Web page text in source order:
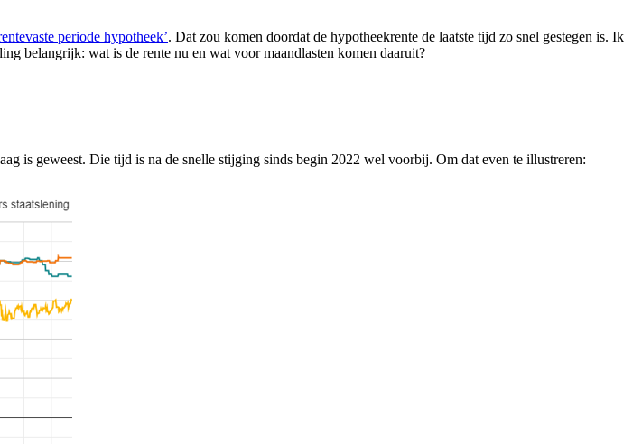
periode hypotheek’. Dat zou komen doordat de hypotheekrente de laatste tijd zo snel gestegen is. Ik
belangrijk: wat is de rente nu en wat voor maandlasten komen daaruit?
is geweest. Die tijd is na de snelle stijging sinds begin 2022 wel voorbij. Om dat even te illustreren: